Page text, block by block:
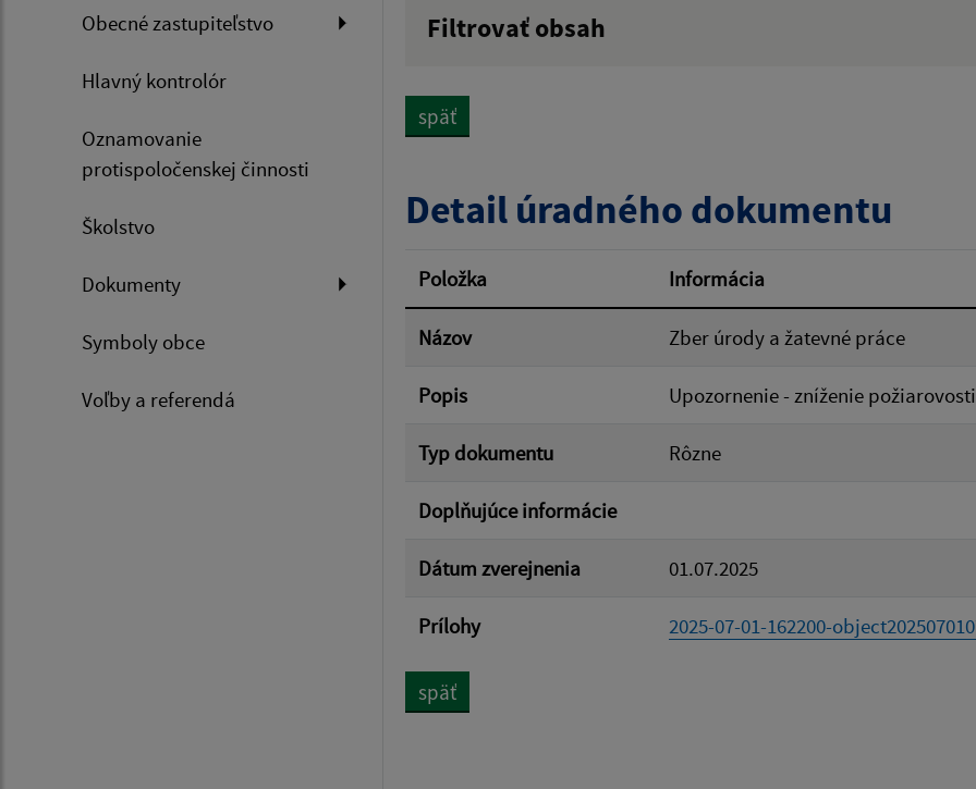
Obecné zastupiteľstvo
Hlavný kontrolór
Oznamovanie
protispoločenskej činnosti
Školstvo
Dokumenty
Symboly obce
Voľby a referendá
Filtrovať obsah
Filtrovať
späť
Detail úradného dokumentu
Položka Informácia
Názov Zber úrody a žatevné práce
Popis Upozornenie - zníženie
Typ dokumentu Rôzne
Doplňujúce informácie
Dátum zverejnenia 01.07.2025
Prílohy 2025-07-01-162200-
späť